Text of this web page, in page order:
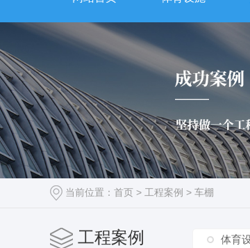
当前位置： 首页 > 工程案例 > 车棚
工程案例 体育